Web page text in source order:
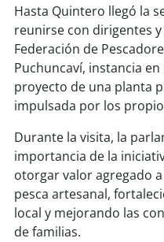
soycalama
soyantofagasta
soycopiapó
soyvalparaíso
soy quillota
soysanantonio
Hasta Quintero llegó la
reunirse con dirigentes
Federación de
Puchuncaví, instancia
proyecto de una planta
impulsada por los
Durante la visita, la
importancia de la
otorgar valor agregado
pesca artesanal,
local y mejorando las
de familias.